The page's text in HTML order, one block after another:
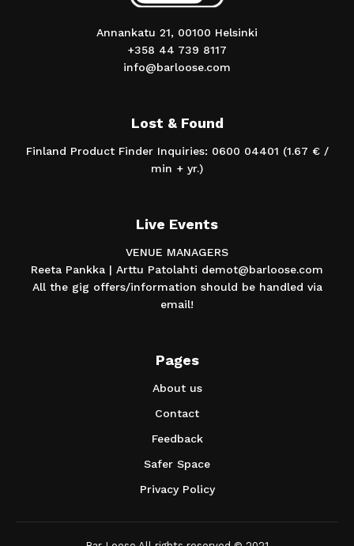
Annankatu 21, 00100 Helsinki
+358 44 739 8117
info@barloose.com
Lost & Found
Finland Product Finder Inquiries: 0600 04401 (1.67 € /
min + yr.)
Live Events
VENUE MANAGERS
Reeta Pankka | Arttu Patolahti demot@barloose.com
All the gig offers/information should be handled via
email!
Pages
About us
Contact
Feedback
Safer Space
Privacy Policy